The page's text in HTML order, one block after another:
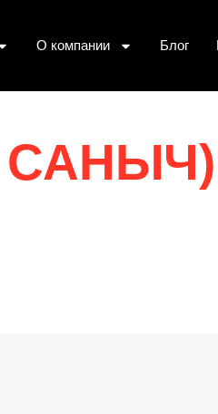
О компании Блог
САНЫЧ)